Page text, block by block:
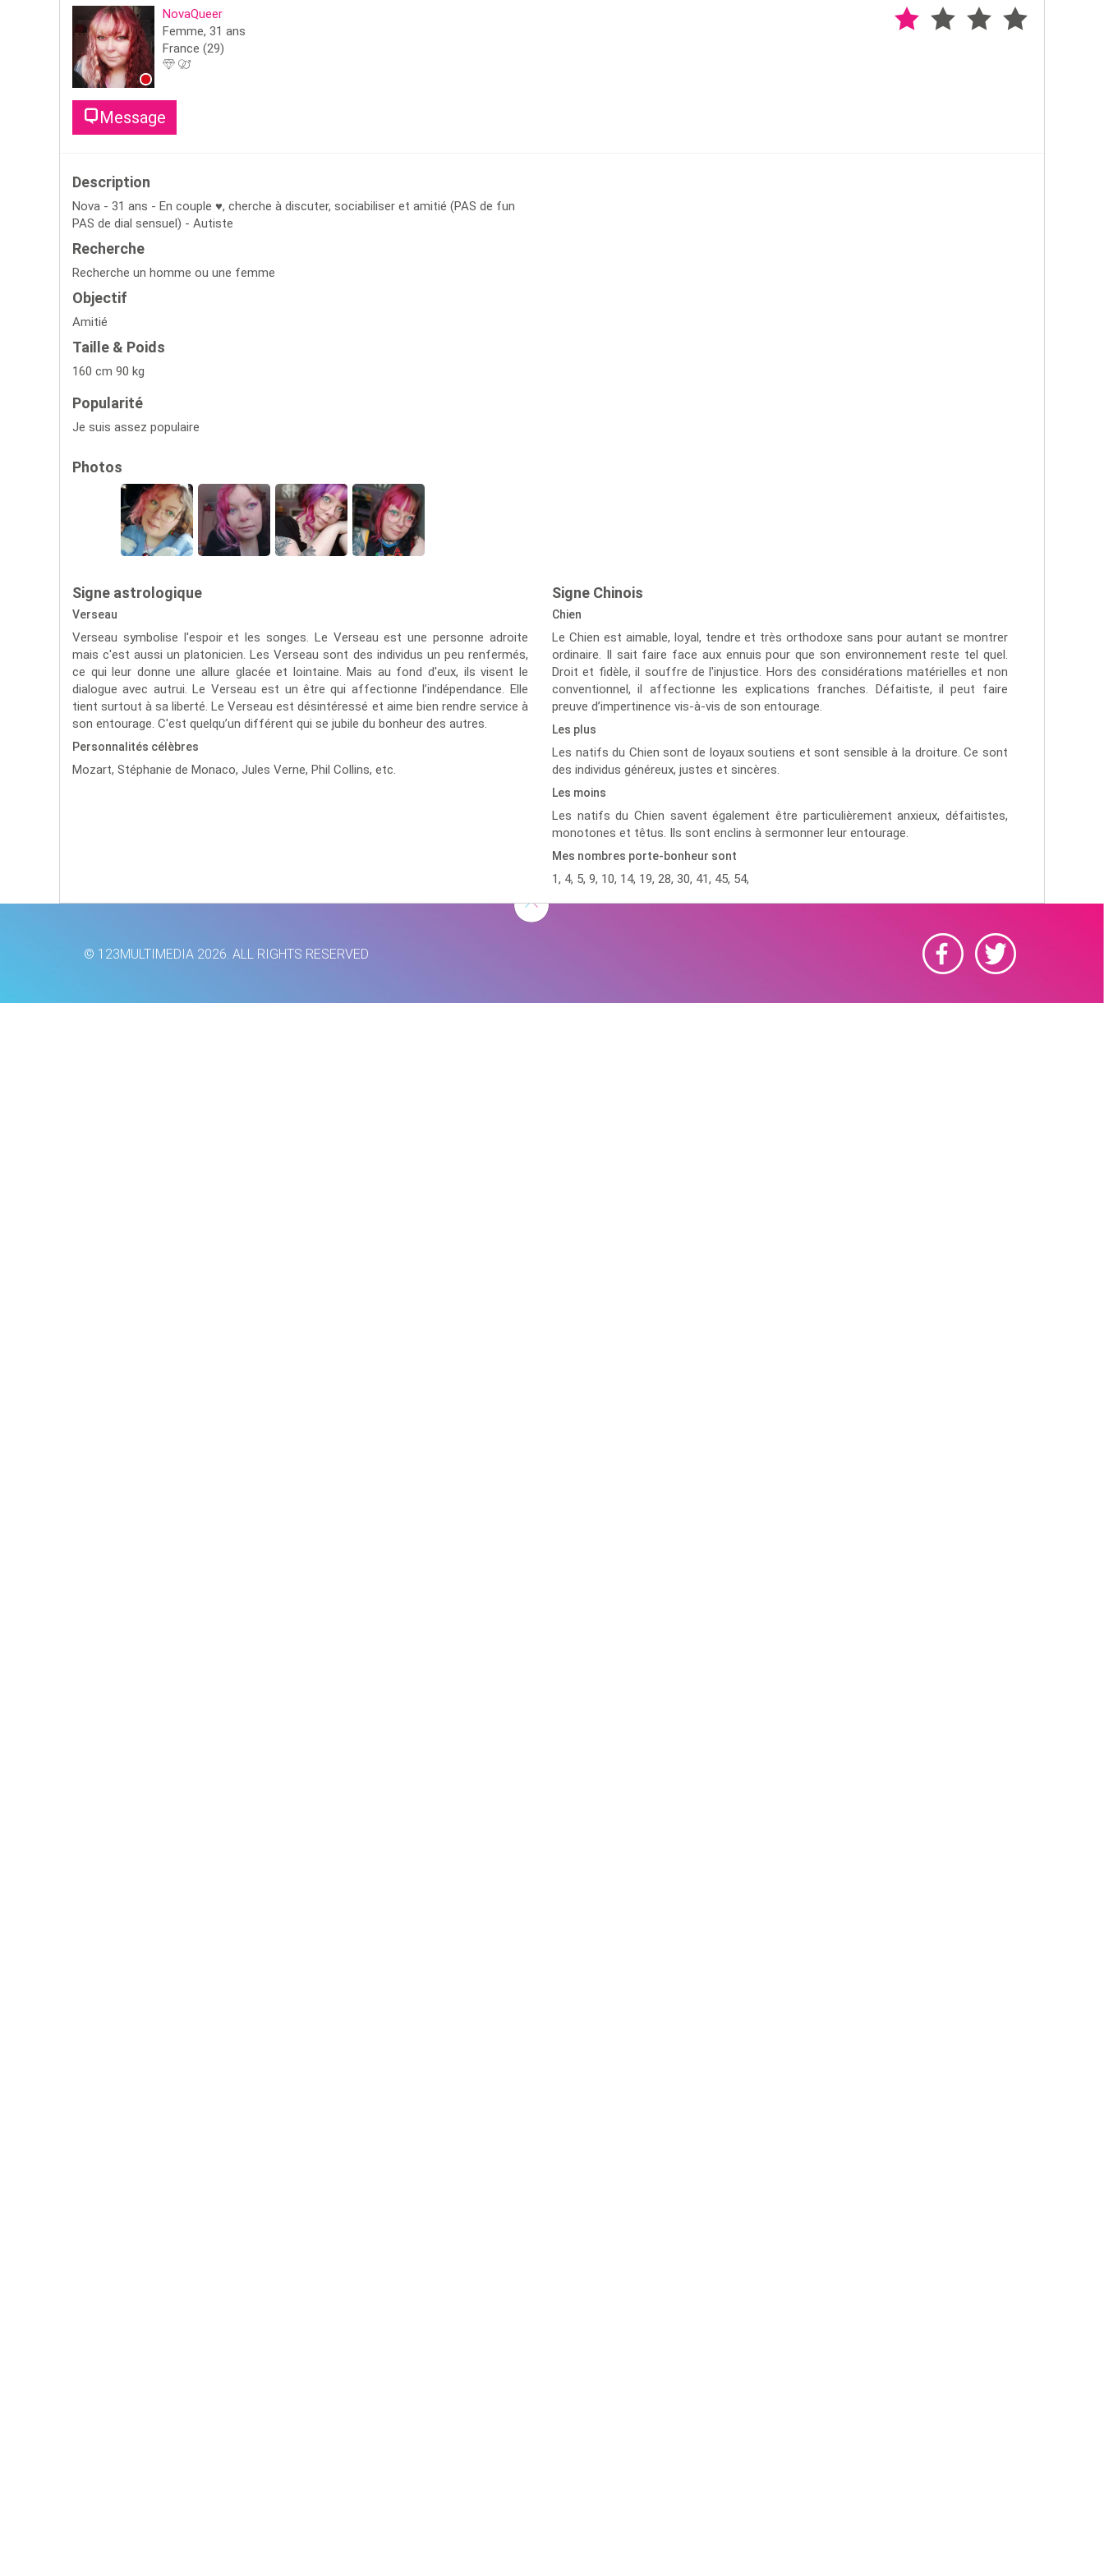
NovaQueer
Femme, 31 ans
France (29)
Message
Description
Nova - 31 ans - En couple ♥, cherche à discuter, sociabiliser et amitié (PAS de fun
PAS de dial sensuel) - Autiste
Recherche
Recherche un homme ou une femme
Objectif
Amitié
Taille & Poids
160 cm 90 kg
Popularité
Je suis assez populaire
Photos
Signe astrologique
Verseau
Verseau symbolise l'espoir et les songes. Le Verseau est une personne adroite
mais c'est aussi un platonicien. Les Verseau sont des individus un peu renfermés,
ce qui leur donne une allure glacée et lointaine. Mais au fond d'eux, ils visent le
dialogue avec autrui. Le Verseau est un être qui affectionne l’indépendance. Elle
tient surtout à sa liberté. Le Verseau est désintéressé et aime bien rendre service à
son entourage. C'est quelqu’un différent qui se jubile du bonheur des autres.
Personnalités célèbres
Mozart, Stéphanie de Monaco, Jules Verne, Phil Collins, etc.
Signe Chinois
Chien
Le Chien est aimable, loyal, tendre et très orthodoxe sans pour autant se montrer
ordinaire. Il sait faire face aux ennuis pour que son environnement reste tel quel.
Droit et fidèle, il souffre de l'injustice. Hors des considérations matérielles et non
conventionnel, il affectionne les explications franches. Défaitiste, il peut faire
preuve d’impertinence vis-à-vis de son entourage.
Les plus
Les natifs du Chien sont de loyaux soutiens et sont sensible à la droiture. Ce sont
des individus généreux, justes et sincères.
Les moins
Les natifs du Chien savent également être particulièrement anxieux, défaitistes,
monotones et têtus. Ils sont enclins à sermonner leur entourage.
Mes nombres porte-bonheur sont
1, 4, 5, 9, 10, 14, 19, 28, 30, 41, 45, 54,
© 123MULTIMEDIA 2026. ALL RIGHTS RESERVED